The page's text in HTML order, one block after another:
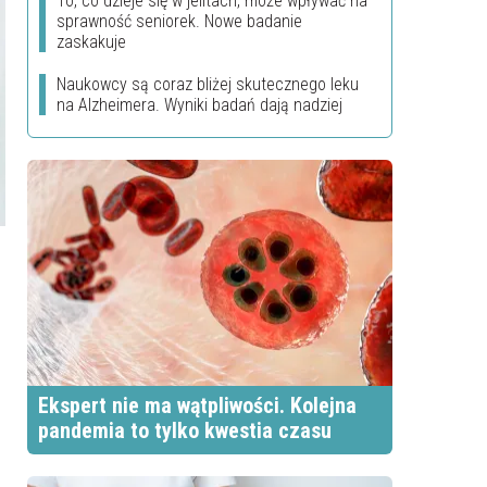
sprawność seniorek. Nowe badanie
zaskakuje
Naukowcy są coraz bliżej skutecznego leku
na Alzheimera. Wyniki badań dają nadziej
Ekspert nie ma wątpliwości. Kolejna
pandemia to tylko kwestia czasu